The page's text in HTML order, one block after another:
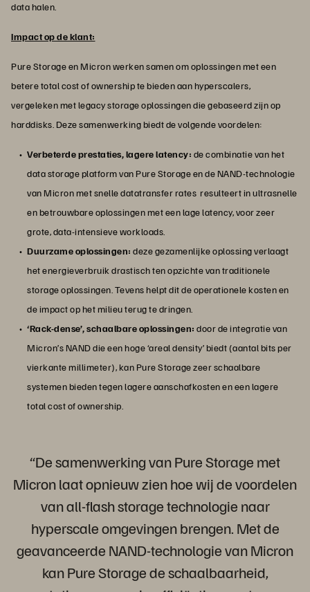
data halen.
Impact op de klant:
Pure Storage en Micron werken samen om oplossingen met een
betere total cost of ownership te bieden aan hyperscalers,
vergeleken met legacy storage oplossingen die gebaseerd zijn op
harddisks. Deze samenwerking biedt de volgende voordelen:
Verbeterde prestaties, lagere latency: de combinatie van het
data storage platform van Pure Storage en de NAND-technologie
van Micron met snelle datatransfer rates resulteert in ultrasnelle
en betrouwbare oplossingen met een lage latency, voor zeer
grote, data-intensieve workloads.
Duurzame oplossingen: deze gezamenlijke oplossing verlaagt
het energieverbruik drastisch ten opzichte van traditionele
storage oplossingen. Tevens helpt dit de operationele kosten en
de impact op het milieu terug te dringen.
‘Rack-dense’, schaalbare oplossingen: door de integratie van
Micron’s NAND die een hoge ‘areal density’ biedt (aantal bits per
vierkante millimeter), kan Pure Storage zeer schaalbare
systemen bieden tegen lagere aanschafkosten en een lagere
total cost of ownership.
“De samenwerking van Pure Storage met
Micron laat opnieuw zien hoe wij de voordelen
van all-flash storage technologie naar
hyperscale omgevingen brengen. Met de
geavanceerde NAND-technologie van Micron
kan Pure Storage de schaalbaarheid,